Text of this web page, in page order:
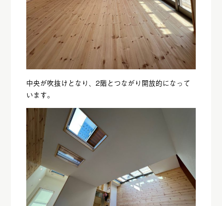
中央が吹抜けとなり、2階とつながり開放的になって
います。